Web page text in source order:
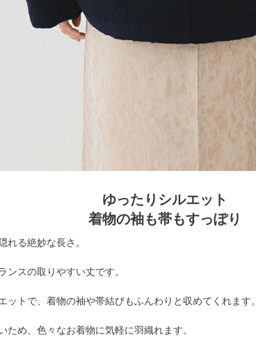
ゆったりシルエット
着物の袖も帯もすっぽり
れる絶妙な長さ。
スの取りやすい丈です。
トで、着物の袖や帯結びもふんわりと収めてくれます。
め、色々なお着物に気軽に羽織れます。